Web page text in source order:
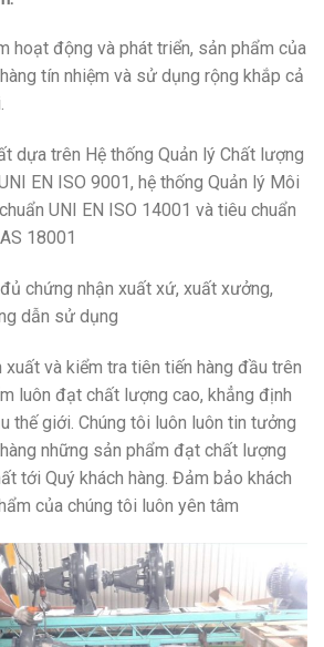
hoạt động và phát triển, sản phẩm của
tín nhiệm và sử dụng rộng khắp cả
dựa trên Hệ thống Quản lý Chất lượng
EN ISO 9001, hệ thống Quản lý Môi
UNI EN ISO 14001 và tiêu chuẩn
18001
chứng nhận xuất xứ, xuất xưởng,
dẫn sử dụng
và kiểm tra tiên tiến hàng đầu trên
luôn đạt chất lượng cao, khẳng định
thế giới. Chúng tôi luôn luôn tin tưởng
những sản phẩm đạt chất lượng
tới Quý khách hàng. Đảm bảo khách
của chúng tôi luôn yên tâm